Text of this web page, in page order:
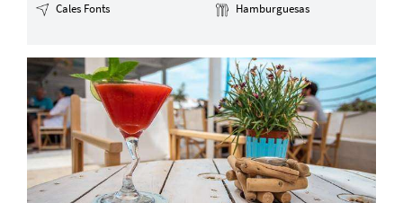
Cales Fonts
Hamburguesas